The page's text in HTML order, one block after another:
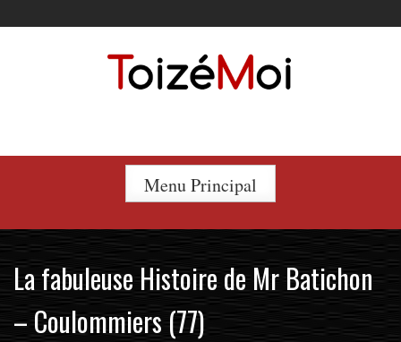
to
Menu Principal
La fabuleuse Histoire de Mr Batichon
– Coulommiers (77)